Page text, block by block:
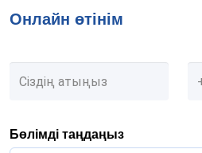
Онлайн өтінім
Бөлімді таңдаңыз